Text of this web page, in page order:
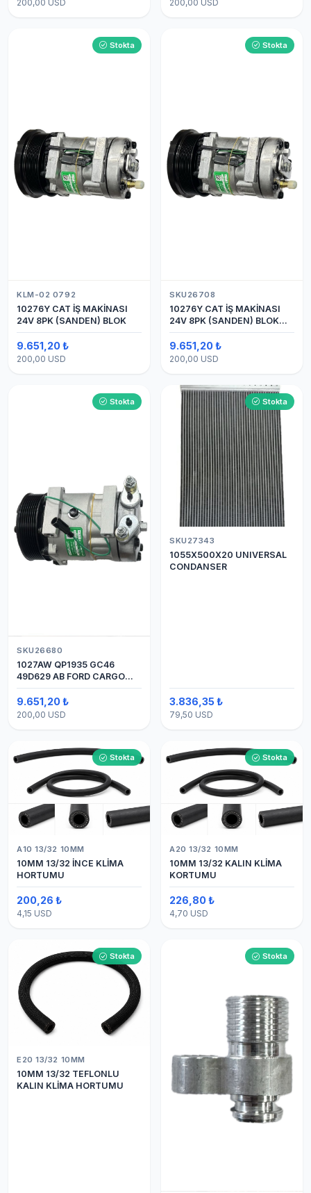
200,00 USD 200,00 USD
Stokta
KLM-02 0792
10276Y CAT İŞ MAKİNASI
24V 8PK (SANDEN) BLOK
9.651,20 ₺
200,00 USD
Stokta
SKU26708
10276Y CAT İŞ MAKİNASI
24V 8PK (SANDEN) BLOK
SAPLAMALI KLİMA
KOMPRESÖRÜ 7H15
9.651,20 ₺
200,00 USD
Stokta
SKU26680
1027AW QP1935 GC46
49D629 AB FORD CARGO
24V 8PK ÜSTTEN ÇIKIŞ
4142 (SANDEN) KLİMA
KOMPRESÖRÜ 7H15
9.651,20 ₺
200,00 USD
Stokta
SKU27343
1055X500X20 UNIVERSAL
CONDANSER
3.836,35 ₺
79,50 USD
Stokta
A10 13/32 10MM
10MM 13/32 İNCE KLİMA
HORTUMU
200,26 ₺
4,15 USD
Stokta
A20 13/32 10MM
10MM 13/32 KALIN KLİMA
KORTUMU
226,80 ₺
4,70 USD
Stokta
E20 13/32 10MM
10MM 13/32 TEFLONLU
KALIN KLİMA HORTUMU
Stokta